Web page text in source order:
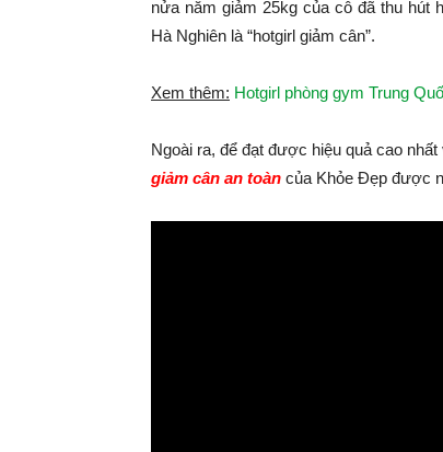
nửa năm giảm 25kg của cô đã thu hút
Hà Nghiên là “hotgirl giảm cân”.
Xem thêm: Hotgirl phòng gym Trung
Ngoài ra, để đạt được hiệu quả cao
giảm cân an toàn của Khỏe Đẹp được